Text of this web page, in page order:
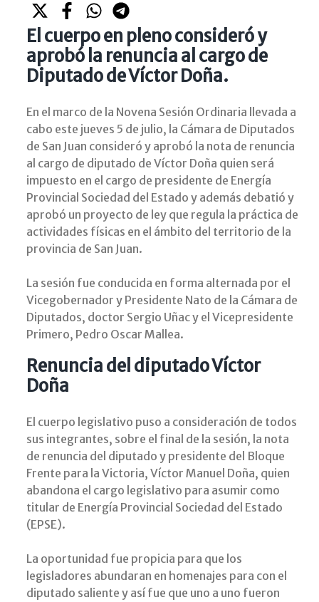
El cuerpo en pleno consideró y
aprobó la renuncia al cargo de
Diputado de Víctor Doña.
En el marco de la Novena Sesión Ordinaria llevada a
cabo este jueves 5 de julio, la Cámara de Diputados
de San Juan consideró y aprobó la nota de renuncia
al cargo de diputado de Víctor Doña quien será
impuesto en el cargo de presidente de Energía
Provincial Sociedad del Estado y además debatió y
aprobó un proyecto de ley que regula la práctica de
actividades físicas en el ámbito del territorio de la
provincia de San Juan.
La sesión fue conducida en forma alternada por el
Vicegobernador y Presidente Nato de la Cámara de
Diputados, doctor Sergio Uñac y el Vicepresidente
Primero, Pedro Oscar Mallea.
Renuncia del diputado Víctor
Doña
El cuerpo legislativo puso a consideración de todos
sus integrantes, sobre el final de la sesión, la nota
de renuncia del diputado y presidente del Bloque
Frente para la Victoria, Víctor Manuel Doña, quien
abandona el cargo legislativo para asumir como
titular de Energía Provincial Sociedad del Estado
(EPSE).
La oportunidad fue propicia para que los
legisladores abundaran en homenajes para con el
diputado saliente y así fue que uno a uno fueron